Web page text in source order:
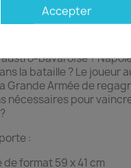
place les joueurs
parviendra-t-il à
austro-bavaroise ?
la bataille ? Le
Grande Armée de
nécessaires pour
:
de format 59 x 41 cm
Accepter